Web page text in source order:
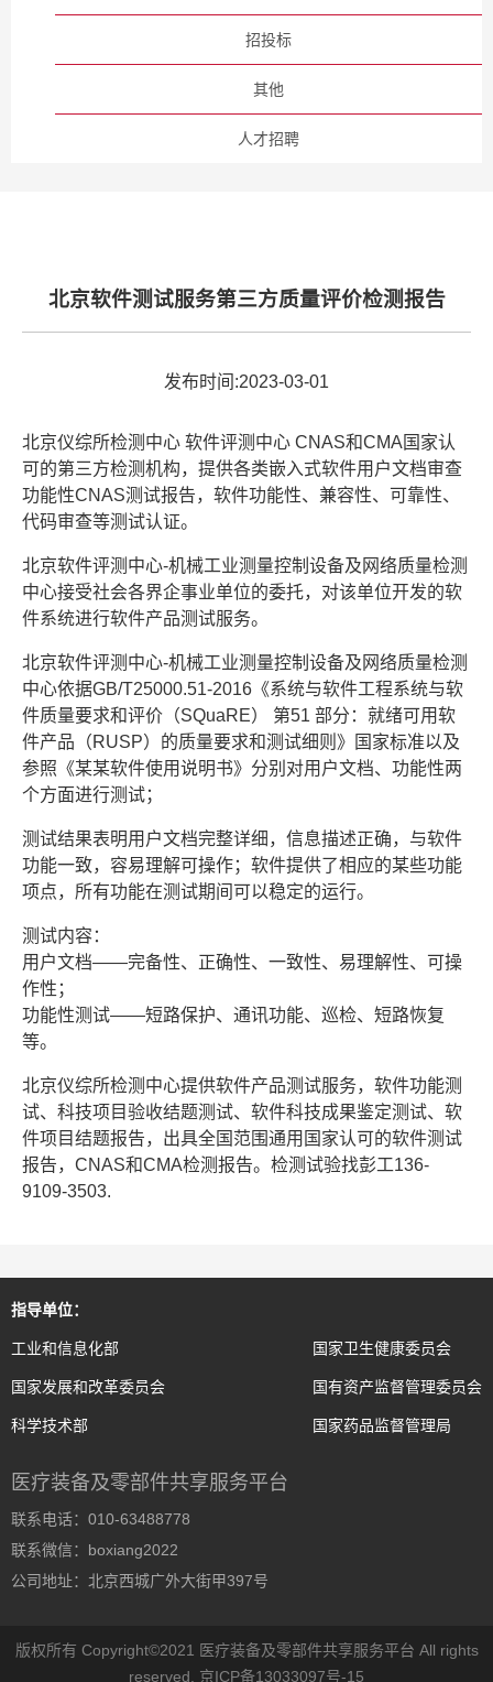
招投标
其他
人才招聘
北京软件测试服务第三方质量评价检测报告
发布时间:2023-03-01
北京仪综所检测中心 软件评测中心 CNAS和CMA国家认
可的第三方检测机构，提供各类嵌入式软件用户文档审查
功能性CNAS测试报告，软件功能性、兼容性、可靠性、
代码审查等测试认证。
北京软件评测中心-机械工业测量控制设备及网络质量检测
中心接受社会各界企事业单位的委托，对该单位开发的软
件系统进行软件产品测试服务。
北京软件评测中心-机械工业测量控制设备及网络质量检测
中心依据GB/T25000.51-2016《系统与软件工程系统与软
件质量要求和评价（SQuaRE） 第51 部分：就绪可用软
件产品（RUSP）的质量要求和测试细则》国家标准以及
参照《某某软件使用说明书》分别对用户文档、功能性两
个方面进行测试；
测试结果表明用户文档完整详细，信息描述正确，与软件
功能一致，容易理解可操作；软件提供了相应的某些功能
项点，所有功能在测试期间可以稳定的运行。
测试内容：
用户文档——完备性、正确性、一致性、易理解性、可操
作性；
功能性测试——短路保护、通讯功能、巡检、短路恢复
等。
北京仪综所检测中心提供软件产品测试服务，软件功能测
试、科技项目验收结题测试、软件科技成果鉴定测试、软
件项目结题报告，出具全国范围通用国家认可的软件测试
报告，CNAS和CMA检测报告。检测试验找彭工136-
9109-3503.
指导单位：
工业和信息化部
国家发展和改革委员会
科学技术部
国家卫生健康委员会
国有资产监督管理委员会
国家药品监督管理局
医疗装备及零部件共享服务平台
联系电话：010-63488778
联系微信：boxiang2022
公司地址：北京西城广外大街甲397号
版权所有 Copyright©2021 医疗装备及零部件共享服务平台 All rights
reserved. 京ICP备13033097号-15